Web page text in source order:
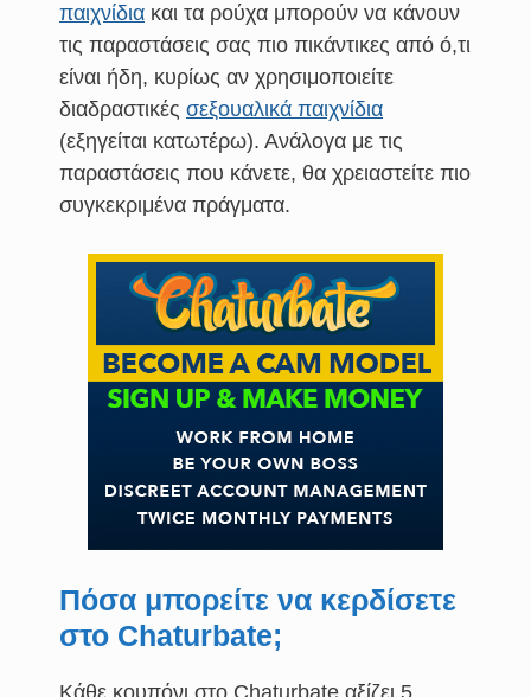
παιχνίδια και τα ρούχα μπορούν να κάνουν
τις παραστάσεις σας πιο πικάντικες από ό,τι
είναι ήδη, κυρίως αν χρησιμοποιείτε
διαδραστικές σεξουαλικά παιχνίδια
(εξηγείται κατωτέρω). Ανάλογα με τις
παραστάσεις που κάνετε, θα χρειαστείτε πιο
συγκεκριμένα πράγματα.
Πόσα μπορείτε να κερδίσετε
στο Chaturbate;